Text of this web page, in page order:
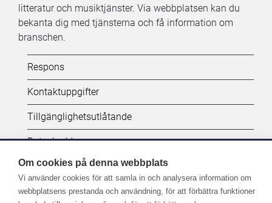
litteratur och musiktjänster. Via webbplatsen kan du
bekanta dig med tjänsterna och få information om
branschen.
Kifi:
Biblioteken.fi-
alatunniste
(SV)
Respons
Kontaktuppgifter
Tillgänglighetsutlåtande
Dataskydd
Följ oss:
Om cookies på denna webbplats
Vi använder cookies för att samla in och analysera information om
webbplatsens prestanda och användning, för att förbättra funktioner